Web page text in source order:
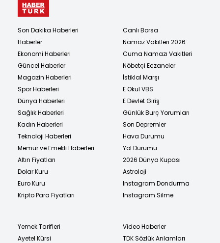
Son Dakika Haberleri
Haberler
Ekonomi Haberleri
Güncel Haberler
Magazin Haberleri
Spor Haberleri
Dünya Haberleri
Sağlık Haberleri
Kadın Haberleri
Teknoloji Haberleri
Memur ve Emekli Haberleri
Altın Fiyatları
Dolar Kuru
Euro Kuru
Kripto Para Fiyatları
Canlı Borsa
Namaz Vakitleri 2026
Cuma Namazı Vakitleri
Nöbetçi Eczaneler
İstiklal Marşı
E Okul VBS
E Devlet Giriş
Günlük Burç Yorumları
Son Depremler
Hava Durumu
Yol Durumu
2026 Dünya Kupası
Astroloji
Instagram Dondurma
Instagram Silme
Yemek Tarifleri
Ayetel Kürsi
Video Haberler
TDK Sözlük Anlamları